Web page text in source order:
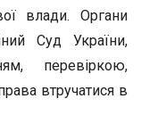
влади. Органи
Суд України,
перевіркою,
втручатися в